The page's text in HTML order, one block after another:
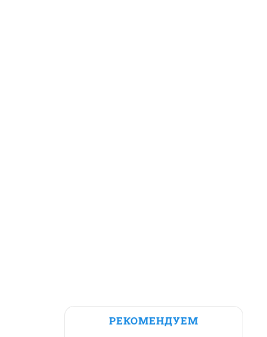
РЕКОМЕНДУЕМ